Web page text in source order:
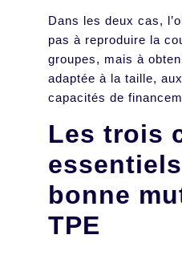
Dans les deux cas,
pas à reproduire la
groupes, mais à
adaptée à la taille,
capacités de
Les trois
bonne
TPE